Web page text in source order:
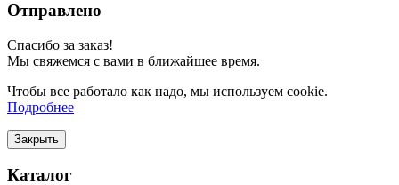
Отправлено
Спасибо за заказ!
Мы свяжемся с вами в ближайшее время.
Чтобы все работало как надо, мы используем cookie.
Подробнее
Закрыть
Каталог